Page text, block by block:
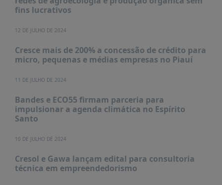
LIVROS
ESTUDOS
NOTÍCIAS
PRÊMIO
BID
PRÊMIO
ABDE
DE
SABER
fins lucrativos
12 DE JULHO DE 2024
Cresce mais de 200% a concessão de crédito para
micro, pequenas e médias empresas no Piauí
11 DE JULHO DE 2024
Bandes e ECO55 firmam parceria para
impulsionar a agenda climática no Espírito
Santo
10 DE JULHO DE 2024
Cresol e Gawa lançam edital para consultoria
técnica em empreendedorismo